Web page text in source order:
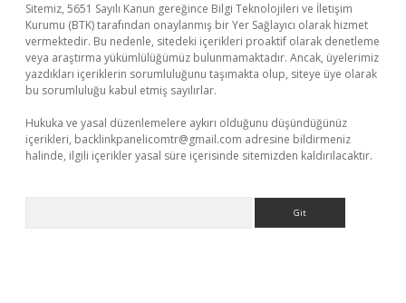
Sitemiz, 5651 Sayılı Kanun gereğince Bilgi Teknolojileri ve İletişim
Kurumu (BTK) tarafından onaylanmış bir Yer Sağlayıcı olarak hizmet
vermektedir. Bu nedenle, sitedeki içerikleri proaktif olarak denetleme
veya araştırma yükümlülüğümüz bulunmamaktadır. Ancak, üyelerimiz
yazdıkları içeriklerin sorumluluğunu taşımakta olup, siteye üye olarak
bu sorumluluğu kabul etmiş sayılırlar.
Hukuka ve yasal düzenlemelere aykırı olduğunu düşündüğünüz
içerikleri, backlinkpanelicomtr@gmail.com adresine bildirmeniz
halinde, ilgili içerikler yasal süre içerisinde sitemizden kaldırılacaktır.